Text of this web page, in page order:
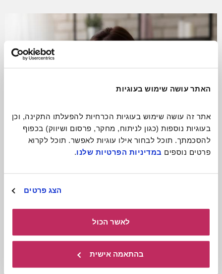
האתר עושה שימוש בעוגיות
פרטים נוספים במדיניות הפרטיות שלנו.
הצג פרטים
לאשר הכול
בהתאמה אישית
כולל חומרים
להורדה